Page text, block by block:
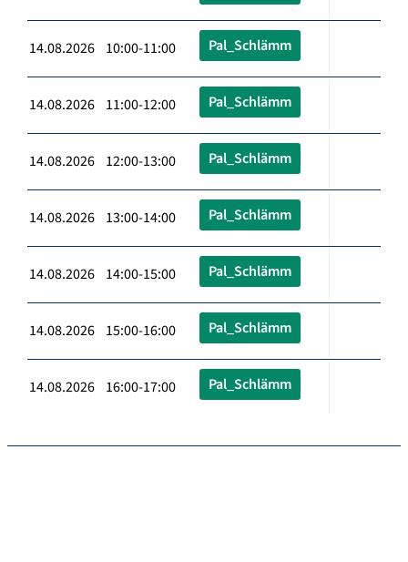
14.08.2026 10:00-11:00 Pal_Schlämm
14.08.2026 11:00-12:00 Pal_Schlämm
14.08.2026 12:00-13:00 Pal_Schlämm
14.08.2026 13:00-14:00 Pal_Schlämm
14.08.2026 14:00-15:00 Pal_Schlämm
14.08.2026 15:00-16:00 Pal_Schlämm
14.08.2026 16:00-17:00 Pal_Schlämm